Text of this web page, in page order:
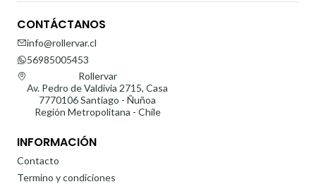
CONTÁCTANOS
info@rollervar.cl
56985005453
Rollervar
Av. Pedro de Valdivia 2715, Casa
7770106 Santiago - Ñuñoa
Región Metropolitana - Chile
INFORMACIÓN
Contacto
Termino y condiciones